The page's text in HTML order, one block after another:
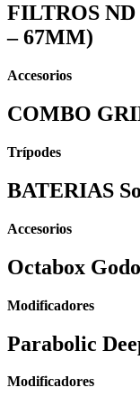
FILTROS
– 67MM)
Accesorios
COMBO
Trípodes
BATERIAS
Accesorios
Octabox
Modificadores
Parabolic
Modificadores